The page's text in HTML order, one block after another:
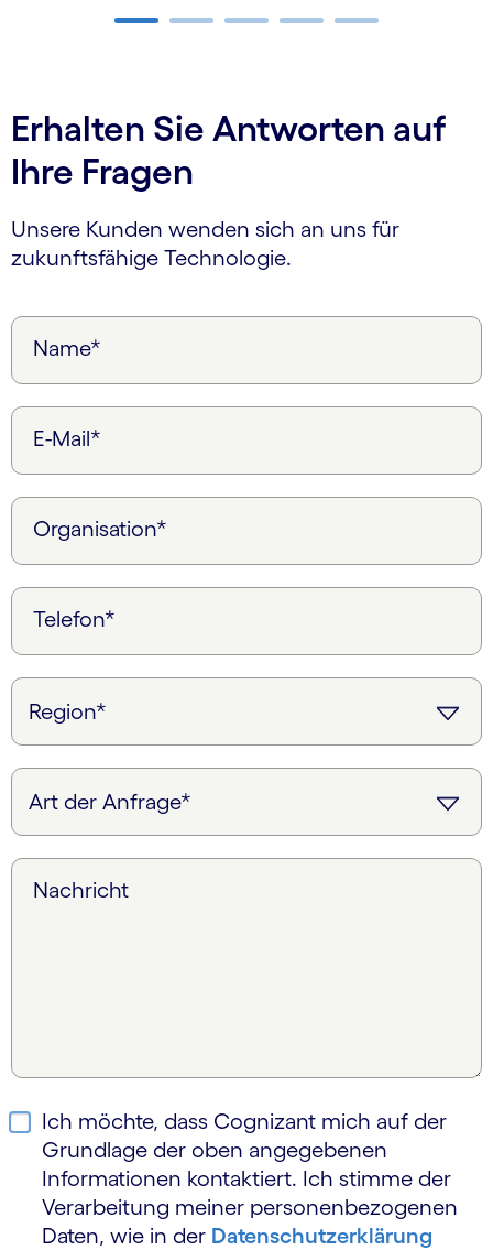
Erhalten Sie Antworten auf
Ihre Fragen
Unsere Kunden wenden sich an uns für
zukunftsfähige Technologie.
Name*
E-Mail*
Organisation*
Telefon*
Nachricht
Ich möchte, dass Cognizant mich auf der
Grundlage der oben angegebenen
Informationen kontaktiert. Ich stimme der
Verarbeitung meiner personen­bezogenen
Daten, wie in der Daten­schutz­erklärung